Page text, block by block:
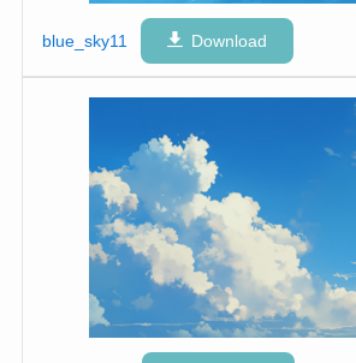
blue_sky11 Download